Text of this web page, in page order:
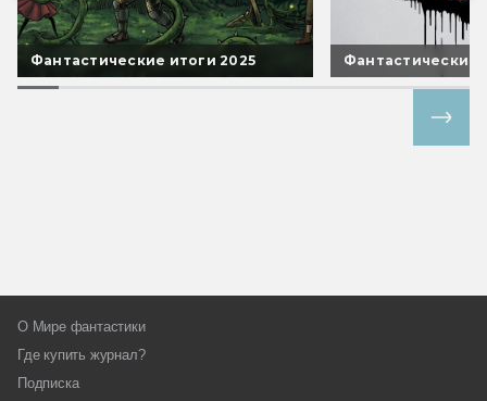
Фантастические итоги 2025 Фантастические
О Мире фантастики
Где купить журнал?
Подписка